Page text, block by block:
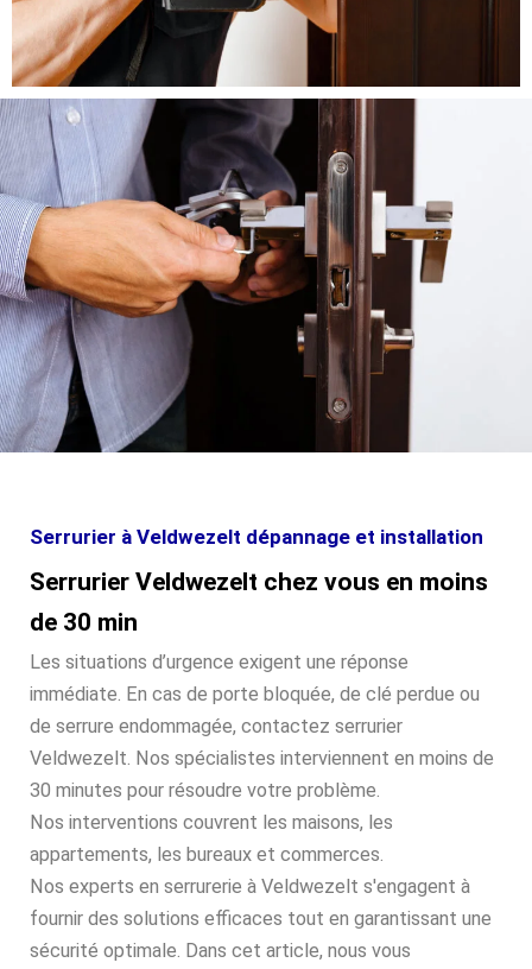
Serrurier à Veldwezelt dépannage et installation
Serrurier Veldwezelt chez vous en moins
de 30 min
Les situations d’urgence exigent une réponse
immédiate. En cas de porte bloquée, de clé perdue ou
de serrure endommagée, contactez serrurier
Veldwezelt. Nos spécialistes interviennent en moins de
30 minutes pour résoudre votre problème.
Nos interventions couvrent les maisons, les
appartements, les bureaux et commerces.
Nos experts en serrurerie à Veldwezelt s'engagent à
fournir des solutions efficaces tout en garantissant une
sécurité optimale. Dans cet article, nous vous